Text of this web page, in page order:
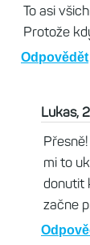
To asi
Protože
Odpovědět
Lukas,
mi to
donutit
začne